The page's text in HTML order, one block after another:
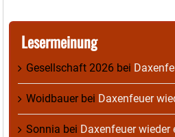
Lesermeinung
Gesellschaft 2026 bei
Woidbauerbei Daxenfeuer
Sonnia bei Daxenfeuer wieder